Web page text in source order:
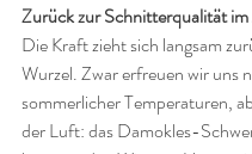
Zurück zur Schnitterqualität
Die Kraft zieht sich langsam
Wurzel. Zwar erfreuen wir uns
sommerlicher Temperaturen,
der Luft: das Damokles-